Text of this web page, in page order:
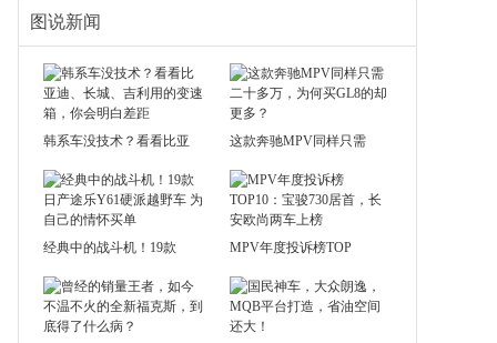
图说新闻
韩系车没技术？看看比亚 这款奔驰MPV同样只需
经典中的战斗机！19款 MPV年度投诉榜TOP